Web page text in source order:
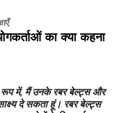
का क्या कहना
रूप में, मैं उनके रबर बेल्ट्स और
दे सकता हूं। रबर बेल्ट्स